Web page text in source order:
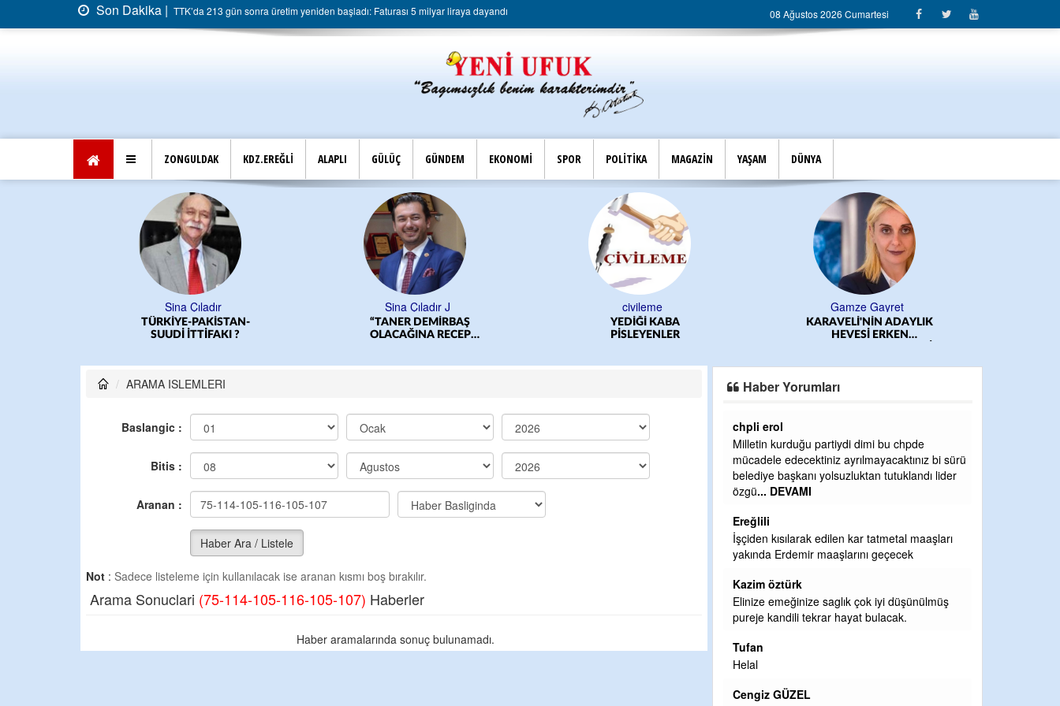
Son Dakika | TTK’da 213 gün sonra üretim yeniden başladı: Faturası 5 milyar liraya dayandı 08 Ağustos 2026 Cumartesi
ZONGULDAK KDZ.EREĞLİ ALAPLI GÜLÜÇ GÜNDEM EKONOMİ SPOR POLİTİKA MAGAZİN YAŞAM DÜNYA
Sina Çıladır
TÜRKİYE-PAKİSTAN-
SUUDİ İTTİFAKI ?
Sina Çıladır J
“TANER DEMİRBAŞ
OLACAĞINA RECEP
civileme
YEDİĞİ KABA
PİSLEYENLER
Gamze Gayret
KARAVELİ'NİN ADAYLIK
HEVESİ ERKEN
ARAMA ISLEMLERI
Baslangic :
Bitis :
Aranan :
Haber Ara / Listele
Not : Sadece listeleme için kullanılacak ise aranan kısmı boş bırakılır.
Arama Sonuclari (75-114-105-116-105-107) Haberler
Haber aramalarında sonuç bulunamadı.
Haber Yorumları
chpli erol
Milletin kurduğu partiydi dimi bu chpde
mücadele edecektiniz ayrılmayacaktınız bi sürü
belediye başkanı yolsuzluktan tutuklandı lider
özgü... DEVAMI
Ereğlili
İşçiden kısılarak edilen kar tatmetal maaşları
yakında Erdemir maaşlarını geçecek
Kazim öztürk
Elinize emeğinize saglık çok iyi düşünülmüş
pureje kandili tekrar hayat bulacak.
Tufan
Helal
Cengiz GÜZEL